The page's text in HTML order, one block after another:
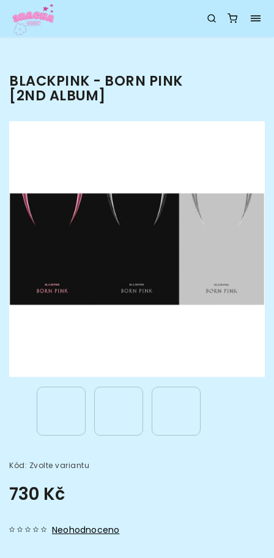
BLACKPINK - BORN PINK
[2ND ALBUM]
Kód: Zvolte variantu
730 Kč
Neohodnoceno